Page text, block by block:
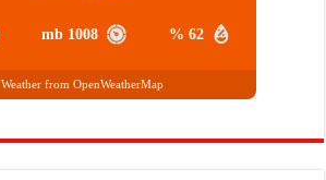
62 %
1008 mb
Weather from OpenWeatherMap